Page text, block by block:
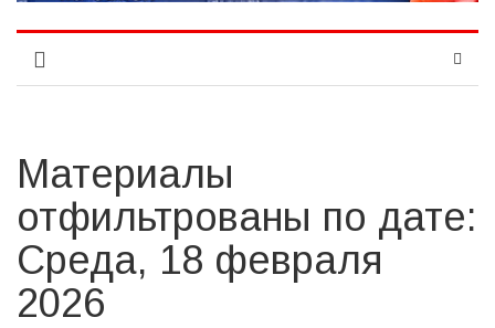
Материалы
отфильтрованы по дате:
Среда, 18 февраля
2026